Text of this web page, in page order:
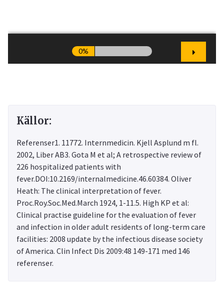
Källor:
Referenser1. 11772. Internmedicin. Kjell Asplund m fl.
2002, Liber AB3. Gota M et al; A retrospective review of
226 hospitalized patients with
fever.DOI:10.2169/internalmedicine.46.60384. Oliver
Heath: The clinical interpretation of fever.
Proc.Roy.Soc.Med.March 1924, 1-11.5. High KP et al:
Clinical practise guideline for the evaluation of fever
and infection in older adult residents of long-term care
facilities: 2008 update by the infectious disease society
of America. Clin Infect Dis 2009:48 149-171 med 146
referenser.